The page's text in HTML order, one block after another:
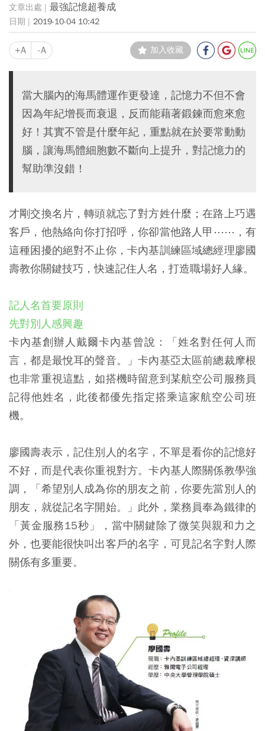
最強記憶超養成
2019-10-04 10:42
+A -A 加入收藏
當大腦內的海馬體運作更發達，記憶力不但不會
因為年紀增長而衰退，反而能藉著鍛鍊而愈來愈
好！其實不管是什麼年紀，重點就在於要常動動
腦，讓海馬體細胞數不斷向上提升，對記憶力的
幫助準沒錯！
才剛交換名片，轉頭就忘了對方姓什麼；在路上巧遇
客戶，他熱絡向你打招呼，你卻當他路人甲⋯⋯，有
這種困擾的絕對不止你，卡內基訓練區域總經理廖國
壽教你關鍵技巧，快速記住人名，打造職場好人緣。
記人名首要原則
先對別人感興趣
卡內基創辦人戴爾卡內基曾說：「姓名對任何人而
言，都是最悅耳的聲音。」卡內基亞太區前總裁摩根
也非常重視這點，如搭機時留意到某航空公司服務員
記得他姓名，此後都優先指定搭乘這家航空公司班
機。
廖國壽表示，記住別人的名字，不單是看你的記憶好
不好，而是代表你重視對方。卡內基人際關係教學強
調，「希望別人成為你的朋友之前，你要先當別人的
朋友，就從記名字開始。」此外，業務員奉為鐵律的
「黃金服務15秒」，當中關鍵除了微笑與親和力之
外，也要能很快叫出客戶的名字，可見記名字對人際
關係有多重要。